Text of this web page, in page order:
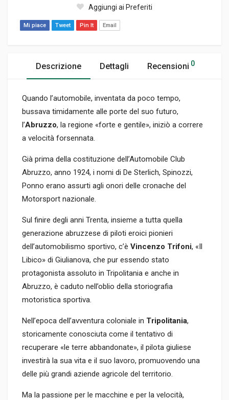
Aggiungi ai Preferiti
Mi piace Tweet Pin It Email
Descrizione Dettagli Recensioni 0
Quando l’automobile, inventata da poco tempo,
bussava timidamente alle porte del suo futuro,
l’Abruzzo, la regione «forte e gentile», iniziò a correre
a velocità forsennata.
Già prima della costituzione dell’Automobile Club
Abruzzo, anno 1924, i nomi di De Sterlich, Spinozzi,
Ponno erano assurti agli onori delle cronache del
Motorsport nazionale.
Sul finire degli anni Trenta, insieme a tutta quella
generazione abruzzese di piloti eroici pionieri
dell’automobilismo sportivo, c’è Vincenzo Trifoni, «Il
Libico» di Giulianova, che pur essendo stato
protagonista assoluto in Tripolitania e anche in
Abruzzo, è caduto nell’oblio della storiografia
motoristica sportiva.
Nell’epoca dell’avventura coloniale in Tripolitania,
storicamente conosciuta come il tentativo di
recuperare «le terre abbandonate», il pilota giuliese
investirà la sua vita e il suo lavoro, promuovendo una
delle più grandi aziende agricole del territorio.
Ma la passione per le macchine e per la velocità,